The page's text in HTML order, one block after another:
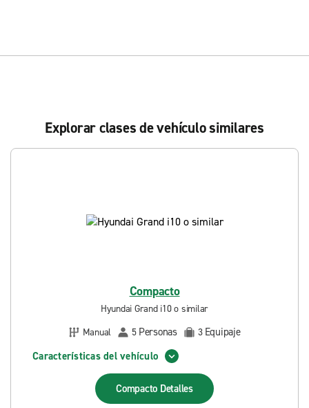
Explorar clases de vehículo similares
Compacto
Hyundai Grand i10 o similar
Manual
5 Personas 3 Equipaje
Características del vehículo
Compacto Detalles